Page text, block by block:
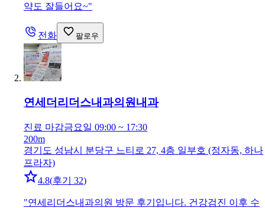
약도 잘들어요~"
전화 팔로우
연세더리더스내과의원 내과
진료 마감금요일 09:00 ~ 17:30
200m
경기도 성남시 분당구 느티로 27, 4층 일부호 (정자동, 하나
프라자)
4.8(후기 32)
"연세리더스내과의원 방문 후기입니다. 건강검진 이후 수